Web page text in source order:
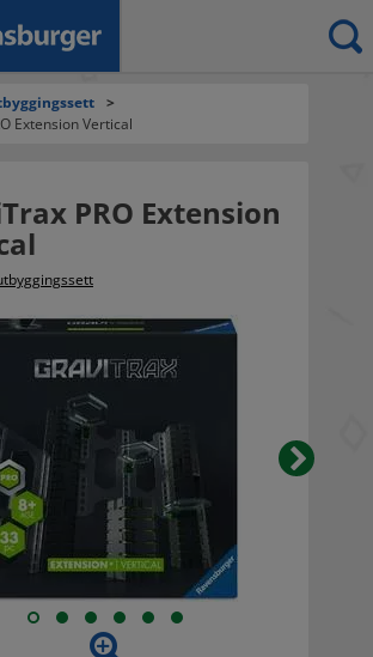
>
Extension Vertical
PRO Extension